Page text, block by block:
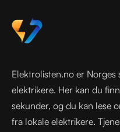
Elektrolisten.no er Norges
elektrikere. Her kan du
sekunder, og du kan lese
fra lokale elektrikere.